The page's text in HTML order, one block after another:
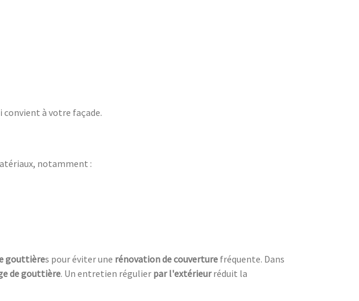
à votre façade.
notamment :
gouttières pour éviter une rénovation de couverture fréquente. Dans
de gouttière. Un entretien régulier par l'extérieurréduit la